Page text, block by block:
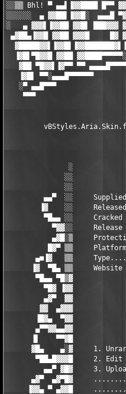
░░▒▒ Bhl! ▀ ▄▄▌▐▓▓████ █▀▀
░░░░░░  ▄ ▓▓██▌▐▓▓█░  ▄▄▄█
░   ▄ ▓▓▓▌▐▓▓██ ▓▓█▌ ███▓▓▓
▄▓██▄▐▓▓█ ▓▓██ ▓▓▓█     █▓
▐▓█▌▀█▓▓█ ▓▓██
▓██ ▀█▓▓▌▐▓▀▀ ▀▀
▐▓█▌ ▀▀░▄▄▄█▀▀▀▀▀▀
░▀ ▄▄█▀▀▀
▀▀▀
░
░░
░░
▄▄▀  ░░
▐▓    ░░
▀█▄▄ ░░
▀▓▓░░
▄▓█░▒
█▓▀ ▒▒
▄■▐▓   ▒▒
▐▓  ▀█▄ ▒▒
▀█▄▄ ▀█▒▓
▀█▓ ▐▓▓
▄▓▀  ▓▓
▓▓  ▄▓▓▓
▐█▓▄  ▀▓▓
▄▀▀▓▓▄▄▓▓
▐▌    ▀▀▓█
▓█▄    ▄░▓     1.
▀██▄█▓▓▓█     2.
▄▄▀ ▓█▓     3.
▄▓▀  ▄▓▀█▓
▐▓▓▄ ▀ ▄▓▓█